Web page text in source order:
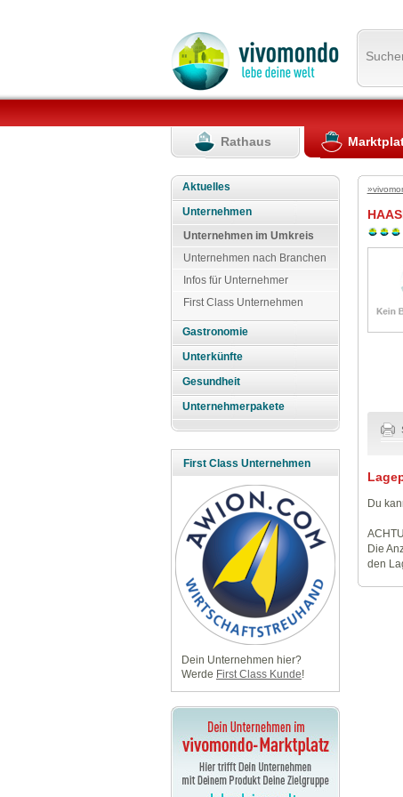
Rathaus
Aktuelles
Unternehmen
Unternehmen im Umkreis
Unternehmen nach Branchen
Infos für Unternehmer
First Class Unternehmen
Gastronomie
Unterkünfte
Gesundheit
Unternehmerpakete
First Class Unternehmen
Dein Unternehmen hier?
Werde First Class Kunde!
Du
Die
den